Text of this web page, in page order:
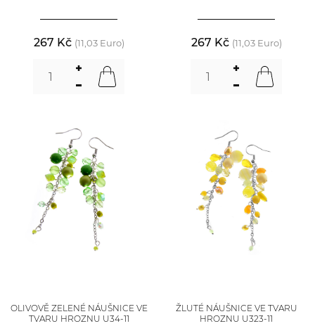
267 Kč (11,03 Euro) 267 Kč (11,03 Euro)
OLIVOVĚ ZELENÉ NÁUŠNICE VE
TVARU HROZNU U34-11
ŽLUTÉ NÁUŠNICE VE TVARU
HROZNU U323-11